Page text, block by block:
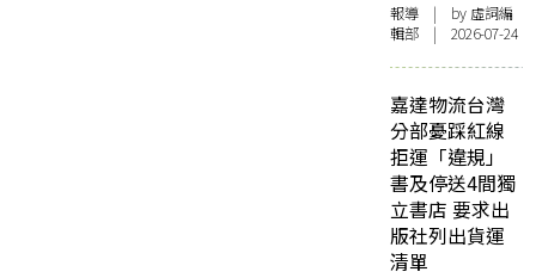
報導 | by 虛詞編
輯部 | 2026-07-24
嘉達物流台灣
分部憂踩紅線
拒運「違規」
書及停送4間獨
立書店 要求出
版社列出貨運
清單